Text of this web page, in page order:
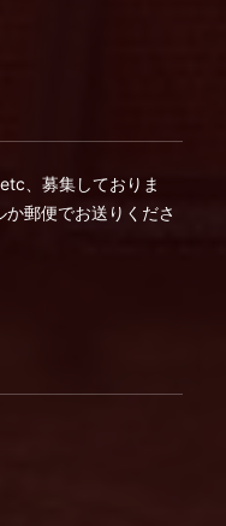
、募集しておりま
郵便でお送りくださ